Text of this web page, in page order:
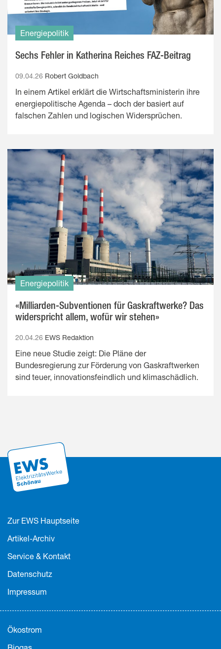
Energiepolitik
Sechs Fehler in Katherina Reiches FAZ-Beitrag
09.04.26 Robert Goldbach
In einem Artikel erklärt die Wirtschaftsministerin ihre
energiepolitische Agenda – doch der basiert auf
falschen Zahlen und logischen Widersprüchen.
Energiepolitik
«Milliarden-Subventionen für Gaskraftwerke? Das
widerspricht allem, wofür wir stehen»
20.04.26 EWS Redaktion
Eine neue Studie zeigt: Die Pläne der
Bundesregierung zur Förderung von Gaskraftwerken
sind teuer, innovationsfeindlich und klimaschädlich.
Zur EWS Hauptseite
Artikel-Archiv
Service & Kontakt
Datenschutz
Impressum
Ökostrom